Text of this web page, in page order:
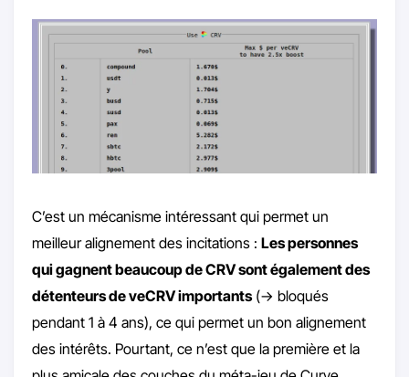
C’est un mécanisme intéressant qui permet un
meilleur alignement des incitations : Les personnes
qui gagnent beaucoup de CRV sont également des
détenteurs de veCRV importants(-> bloqués
pendant 1 à 4 ans), ce qui permet un bon alignement
des intérêts. Pourtant, ce n’est que la première et la